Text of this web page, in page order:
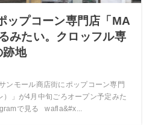
ップコーン専門店「MA
みたい。クロッフル専
跡地
ンモール商店街にポップコーン専門
）」が4月中旬ごろオープン予定みた
で見る wafla&#x...